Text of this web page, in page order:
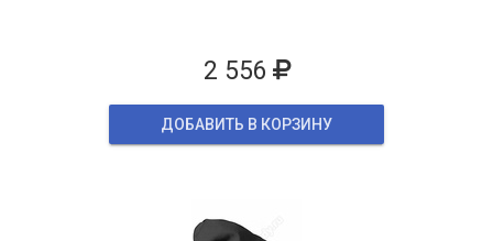
2 556
ДОБАВИТЬ В КОРЗИНУ